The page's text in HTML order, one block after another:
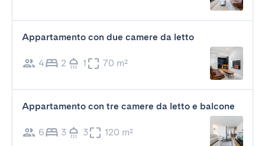
Appartamento con due camere da letto
4 2 1 70 m²
Appartamento con tre camere da letto e balcone
6 3 3 120 m²